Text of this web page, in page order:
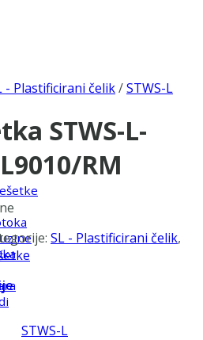
- Plastificirani čelik/STWS-L
STWS-L-
RM
SL - Plastificirani čelik,
STWS-L